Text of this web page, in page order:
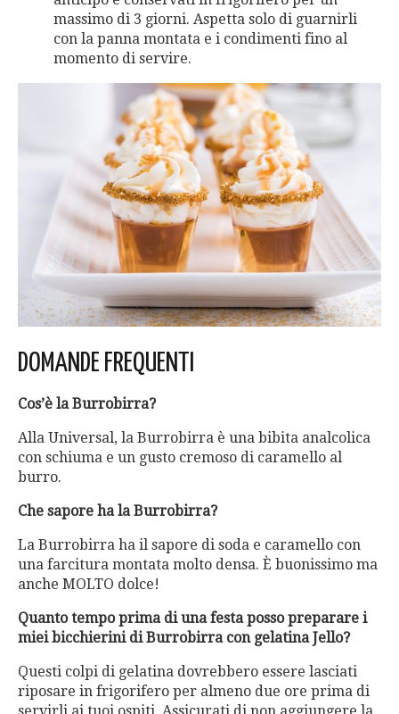
massimo di 3 giorni. Aspetta solo di guarnirli
con la panna montata e i condimenti fino al
momento di servire.
DOMANDE FREQUENTI
Cos’è la Burrobirra?
Alla Universal, la Burrobirra è una bibita analcolica
con schiuma e un gusto cremoso di caramello al
burro.
Che sapore ha la Burrobirra?
La Burrobirra ha il sapore di soda e caramello con
una farcitura montata molto densa. È buonissimo ma
anche MOLTO dolce!
Quanto tempo prima di una festa posso preparare i
miei bicchierini di Burrobirra con gelatina Jello?
Questi colpi di gelatina dovrebbero essere lasciati
riposare in frigorifero per almeno due ore prima di